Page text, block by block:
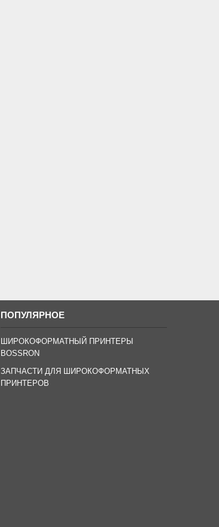
ПОПУЛЯРНОЕ
ШИРОКОФОРМАТНЫЙ ПРИНТЕРЫ
BOSSRON
ЗАПЧАСТИ ДЛЯ ШИРОКОФОРМАТНЫХ
ПРИНТЕРОВ